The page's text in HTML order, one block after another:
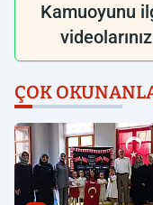
Kamuoyunu
ÇOK